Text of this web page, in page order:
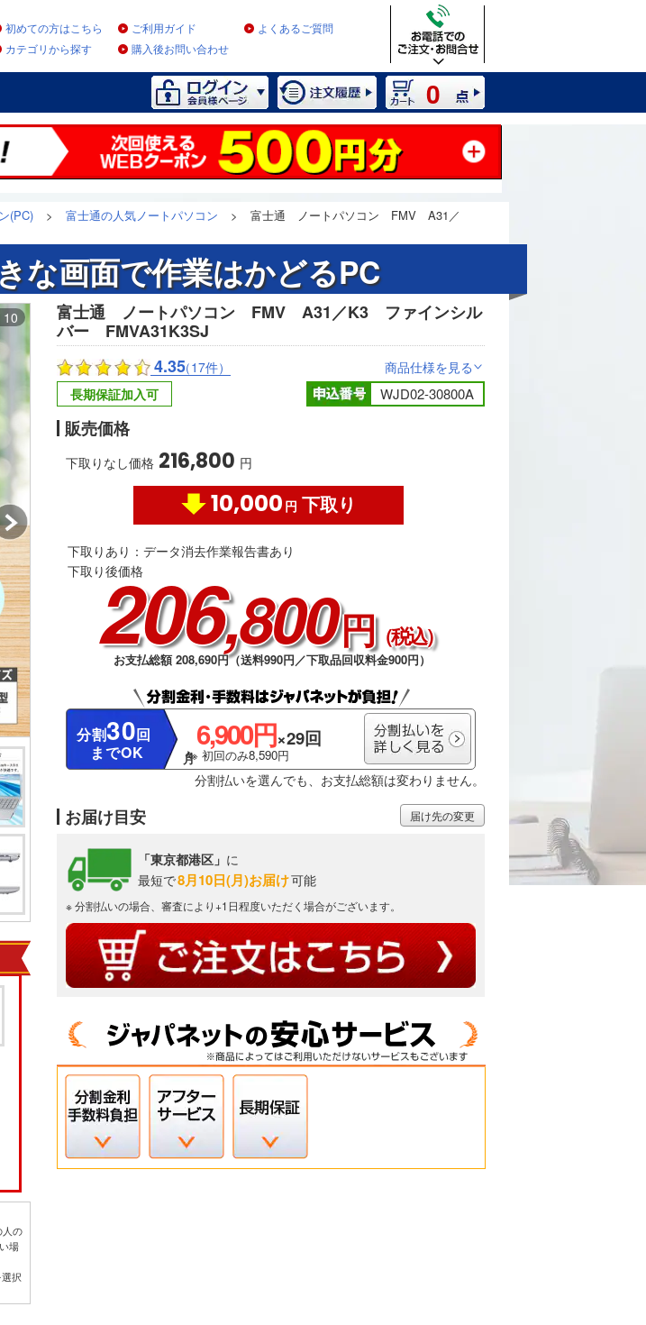
初めての方はこちら ご利用ガイド
よくあるご質問
カテゴリから探す
購入後お問い合わせ
0
(PC) > 富士通の人気ノートパソコン >
富士通 ノートパソコン FMV A31／
な画面で作業はかどるPC
10 2 / 10
人の
場
択
富士通 ノートパソコン FMV A31／K3 ファインシル
バー FMVA31K3SJ
4.35（17件） 商品仕様を見る>
長期保証加入可 WJD02-30800A
販売価格
下取りなし価格 216,800 円
10,000 円 下取り
下取りあり：データ消去作業報告書あり
下取り後価格
206,800円 （税込）
お支払総額 208,690円（送料990円／下取品回収料金900円）
分割30回
までOK
6,900円×29回
※ 初回のみ8,590円
分割払いを選んでも、お支払総額は変わりません。
お届け目安
「東京都港区」 に
最短で8月10日(月)お届け可能
※ 分割払いの場合、審査により+1日程度いただく場合がございます。
届け先の変更